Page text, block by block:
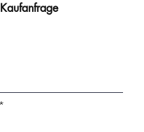
Kaufanfrage